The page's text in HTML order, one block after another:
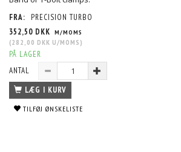
FRA:
PRECISION TURBO
352,50 DKK M/MOMS
(282,00 DKK U/MOMS )
PÅ LAGER
ANTAL
LÆG I KURV
TILFØJ ØNSKELISTE